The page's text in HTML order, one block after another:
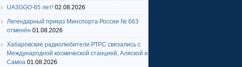
UA3GGO-65 лет! 02.08.2026
Легендарный приказ Минспорта России № 663
отменён 01.08.2026
Хабаровские радиолюбители РТРС связались с
Международной космической станцией, Аляской и
Самоа 01.08.2026